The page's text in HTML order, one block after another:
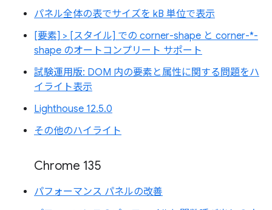
パネル全体の表でサイズを kB 単位で表示
[要素] > [スタイル] での corner-shape と corner-*-
shape のオートコンプリート サポート
試験運用版: DOM 内の要素と属性に関する問題をハ
イライト表示
Lighthouse 12.5.0
その他のハイライト
Chrome 135
パフォーマンス パネルの改善